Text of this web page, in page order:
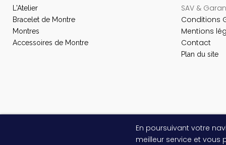
L'Atelier
Bracelet de Montre
Montres
Accessoires de Montre
SAV &
Conditions
Mentions
Contact
Plan du site
En poursuivant votre
meilleur service et vous